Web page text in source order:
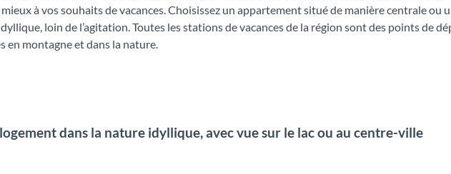
à vos souhaits de vacances. Choisissez un appartement situé de manière centrale ou
loin de l’agitation. Toutes les stations de vacances de la région sont des points de
en montagne et dans la nature.
dans la nature idyllique, avec vue sur le lac ou au centre-ville